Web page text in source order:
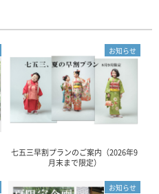
お知らせ
七五三早割プランのご案内（2026年9
月末まで限定）
お知らせ